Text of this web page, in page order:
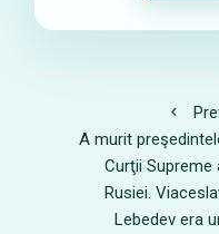
A murit
Curţii Supreme
Rusiei.
Lebedev era